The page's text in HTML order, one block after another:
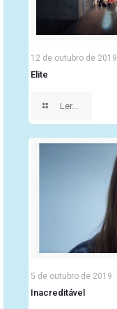
12 de outubro de 2019
Elite
Ler...
5 de outubro de 2019
Inacreditável